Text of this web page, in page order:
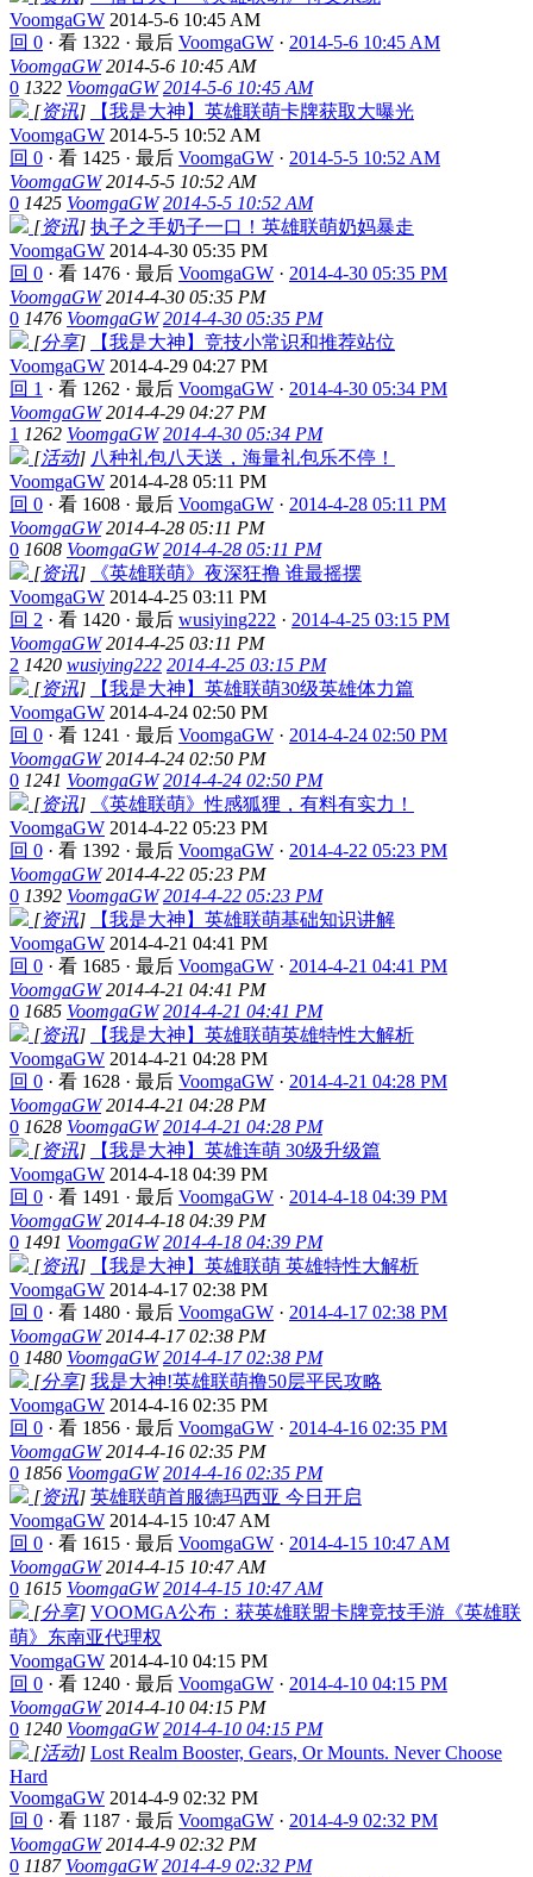
VoomgaGW 2014-5-6 10:45 AM
回 0 · 看 1322 · 最后 VoomgaGW · 2014-5-6 10:45 AM
VoomgaGW 2014-5-6 10:45 AM
0 1322 VoomgaGW 2014-5-6 10:45 AM
[资讯]
【我是大神】英雄联萌卡牌获取大曝光
VoomgaGW 2014-5-5 10:52 AM
回 0 · 看 1425 · 最后 VoomgaGW · 2014-5-5 10:52 AM
VoomgaGW 2014-5-5 10:52 AM
0 1425 VoomgaGW 2014-5-5 10:52 AM
[资讯] 执子之手奶子一口！英雄联萌奶妈暴走
VoomgaGW 2014-4-30 05:35 PM
回 0 · 看 1476 · 最后 VoomgaGW · 2014-4-30 05:35 PM
VoomgaGW 2014-4-30 05:35 PM
0 1476 VoomgaGW 2014-4-30 05:35 PM
[分享]
【我是大神】竞技小常识和推荐站位
VoomgaGW 2014-4-29 04:27 PM
回 1 · 看 1262 · 最后 VoomgaGW · 2014-4-30 05:34 PM
VoomgaGW 2014-4-29 04:27 PM
1 1262 VoomgaGW 2014-4-30 05:34 PM
[活动] 八种礼包八天送，海量礼包乐不停！
VoomgaGW 2014-4-28 05:11 PM
回 0 · 看 1608 · 最后 VoomgaGW · 2014-4-28 05:11 PM
VoomgaGW 2014-4-28 05:11 PM
0 1608 VoomgaGW 2014-4-28 05:11 PM
[资讯]
《英雄联萌》夜深狂撸 谁最摇摆
VoomgaGW 2014-4-25 03:11 PM
回 2 · 看 1420 · 最后 wusiying222 · 2014-4-25 03:15 PM
VoomgaGW 2014-4-25 03:11 PM
2 1420 wusiying222 2014-4-25 03:15 PM
[资讯]
【我是大神】英雄联萌30级英雄体力篇
VoomgaGW 2014-4-24 02:50 PM
回 0 · 看 1241 · 最后 VoomgaGW · 2014-4-24 02:50 PM
VoomgaGW 2014-4-24 02:50 PM
0 1241 VoomgaGW 2014-4-24 02:50 PM
[资讯]
《英雄联萌》性感狐狸，有料有实力！
VoomgaGW 2014-4-22 05:23 PM
回 0 · 看 1392 · 最后 VoomgaGW · 2014-4-22 05:23 PM
VoomgaGW 2014-4-22 05:23 PM
0 1392 VoomgaGW 2014-4-22 05:23 PM
[资讯]
【我是大神】英雄联萌基础知识讲解
VoomgaGW 2014-4-21 04:41 PM
回 0 · 看 1685 · 最后 VoomgaGW · 2014-4-21 04:41 PM
VoomgaGW 2014-4-21 04:41 PM
0 1685 VoomgaGW 2014-4-21 04:41 PM
[资讯]
【我是大神】英雄联萌英雄特性大解析
VoomgaGW 2014-4-21 04:28 PM
回 0 · 看 1628 · 最后 VoomgaGW · 2014-4-21 04:28 PM
VoomgaGW 2014-4-21 04:28 PM
0 1628 VoomgaGW 2014-4-21 04:28 PM
[资讯]
【我是大神】英雄连萌 30级升级篇
VoomgaGW 2014-4-18 04:39 PM
回 0 · 看 1491 · 最后 VoomgaGW · 2014-4-18 04:39 PM
VoomgaGW 2014-4-18 04:39 PM
0 1491 VoomgaGW 2014-4-18 04:39 PM
[资讯]
【我是大神】英雄联萌 英雄特性大解析
VoomgaGW 2014-4-17 02:38 PM
回 0 · 看 1480 · 最后 VoomgaGW · 2014-4-17 02:38 PM
VoomgaGW 2014-4-17 02:38 PM
0 1480 VoomgaGW 2014-4-17 02:38 PM
[分享] 我是大神!英雄联萌撸50层平民攻略
VoomgaGW 2014-4-16 02:35 PM
回 0 · 看 1856 · 最后 VoomgaGW · 2014-4-16 02:35 PM
VoomgaGW 2014-4-16 02:35 PM
0 1856 VoomgaGW 2014-4-16 02:35 PM
[资讯] 英雄联萌首服德玛西亚 今日开启
VoomgaGW 2014-4-15 10:47 AM
回 0 · 看 1615 · 最后 VoomgaGW · 2014-4-15 10:47 AM
VoomgaGW 2014-4-15 10:47 AM
0 1615 VoomgaGW 2014-4-15 10:47 AM
[分享] VOOMGA公布：获英雄联盟卡牌竞技手游《英雄联
萌》东南亚代理权
VoomgaGW 2014-4-10 04:15 PM
回 0 · 看 1240 · 最后 VoomgaGW · 2014-4-10 04:15 PM
VoomgaGW 2014-4-10 04:15 PM
0 1240 VoomgaGW 2014-4-10 04:15 PM
[活动] Lost Realm Booster, Gears, Or Mounts. Never Choose
Hard
VoomgaGW 2014-4-9 02:32 PM
回 0 · 看 1187 · 最后 VoomgaGW · 2014-4-9 02:32 PM
VoomgaGW 2014-4-9 02:32 PM
0 1187 VoomgaGW 2014-4-9 02:32 PM